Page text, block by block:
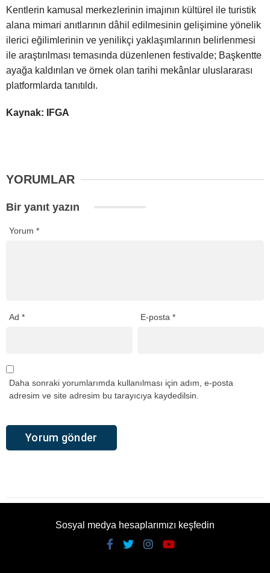
Kentlerin kamusal merkezlerinin imajının kültürel ile turistik
alana mimari anıtlarının dâhil edilmesinin gelişimine yönelik
ilerici eğilimlerinin ve yenilikçi yaklaşımlarının belirlenmesi
ile araştırılması temasında düzenlenen festivalde; Başkentte
ayağa kaldırılan ve örnek olan tarihi mekânlar uluslararası
platformlarda tanıtıldı.
Kaynak: IFGA
YORUMLAR
Bir yanıt yazın
Yorum *
Ad * E-posta*
Daha sonraki yorumlarımda kullanılması için adım, e-posta
adresim ve site adresim bu tarayıcıya kaydedilsin.
Sosyal medya hesaplarımızı keşfedin